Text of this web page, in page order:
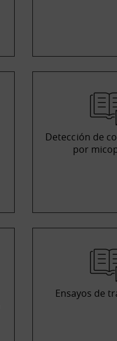
Detección de
por
Ensayos de